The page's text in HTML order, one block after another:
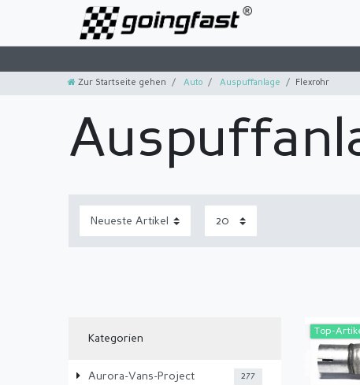
Zur Startseite gehen Auto Auspuffanlage Flexrohr
Kategorien
Aurora-Vans-Project 277
Top-